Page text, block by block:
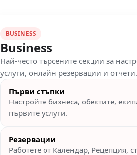
BUSINESS
Business
Най-често търсените секции за
услуги, онлайн резервации и отчети.
Първи стъпки
Настройте бизнеса, обектите,
първите услуги.
Резервации
Работете от Календар, Рецепция,